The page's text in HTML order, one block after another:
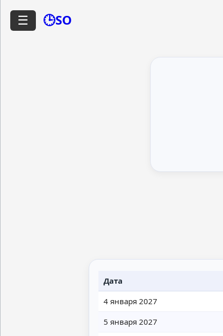
☰ 🕒SO
Дата
4 января 2027
5 января 2027